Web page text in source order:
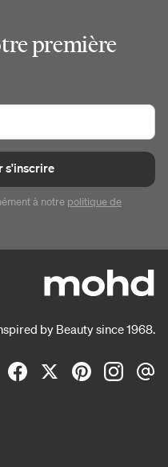
première
s'inscrire
à notre politique de
by Beauty since 1968.